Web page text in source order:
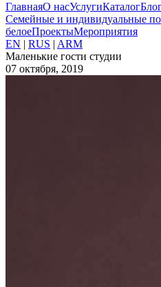
ГлавнаяО насУслугиКаталог
Семейные и индивидуальные
белоеПроектыМероприятия
EN | RUS | ARM
Маленькие гости студии
07 октября, 2019